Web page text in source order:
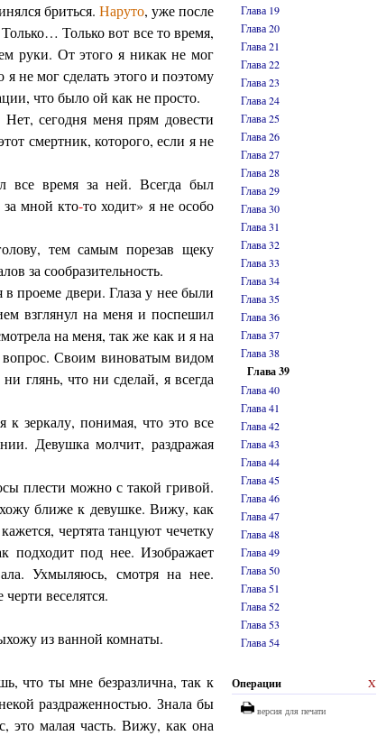
Глава 19
Глава 20
Глава 21
Глава 22
Глава 23
Глава 24
Глава 25
Глава 26
Глава 27
Глава 28
Глава 29
Глава 30
Глава 31
Глава 32
Глава 33
Глава 34
Глава 35
Глава 36
Глава 37
Глава 38
Глава 39
Глава 40
Глава 41
Глава 42
Глава 43
Глава 44
Глава 45
Глава 46
Глава 47
Глава 48
Глава 49
Глава 50
Глава 51
Глава 52
Глава 53
Глава 54
X
Операции
версия для печати
бриться. Наруто, уже после
Только вот все то время,
руки. От этого я никак не мог
не мог сделать этого и поэтому
что было ой как не просто.
сегодня меня прям довести
смертник, которого, если я не
все время за ней. Всегда был
мной кто-то ходит» я не особо
тем самым порезав щеку
за сообразительность.
проеме двери. Глаза у нее были
взглянул на меня и поспешил
на меня, так же как и я на
вопрос. Своим виноватым видом
глянь, что ни сделай, я всегда
зеркалу, понимая, что это все
Девушка молчит, раздражая
плести можно с такой гривой.
ближе к девушке. Вижу, как
чертята танцуют чечетку
под нее. Изображает
Ухмыляюсь, смотря на нее.
веселятся.
из ванной комнаты.
что ты мне безразлична, так к
раздраженностью. Знала бы
это малая часть. Вижу, как она